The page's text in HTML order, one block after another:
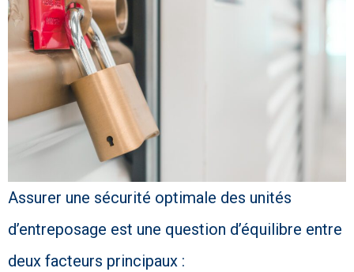
Assurer une sécurité optimale des unités
d’entreposage est une question d’équilibre entre
deux facteurs principaux :